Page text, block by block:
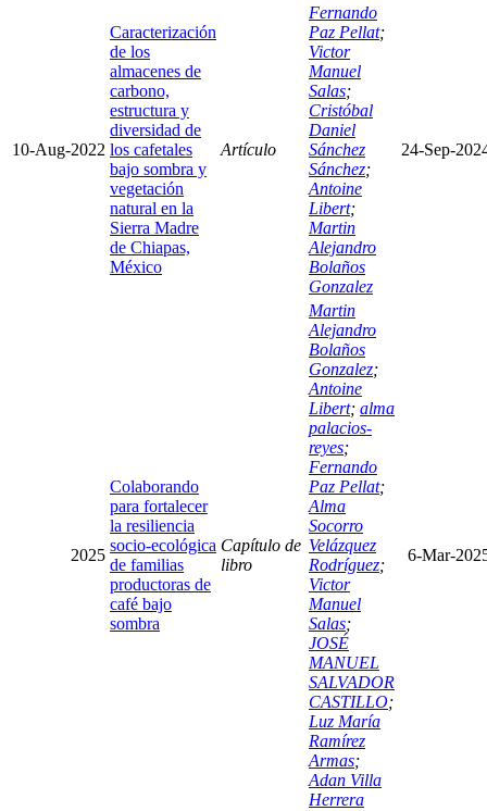
10-Aug-2022
Caracterización
de los
almacenes de
carbono,
estructura y
diversidad de
los cafetales
bajo sombra y
vegetación
natural en la
Sierra Madre
de Chiapas,
México
Artículo
Fernando
Paz Pellat;
Victor
Manuel
Salas;
Cristóbal
Daniel
Sánchez
Sánchez;
Antoine
Libert;
Martin
Alejandro
Bolaños
Gonzalez
24-Sep-
2025
Colaborando
para fortalecer
la resiliencia
socio-ecológica
de familias
productoras de
café bajo
sombra
Capítulo de
libro
Martin
Alejandro
Bolaños
Gonzalez;
Antoine
Libert; alma
palacios-
reyes;
Fernando
Paz Pellat;
Alma
Socorro
Velázquez
Rodríguez;
Victor
Manuel
Salas;
JOSÉ
MANUEL
SALVADOR
CASTILLO;
Luz María
Ramírez
Armas;
Adan Villa
Herrera
6-Mar-